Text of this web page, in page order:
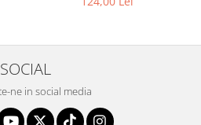
SOCIAL
ne in social media